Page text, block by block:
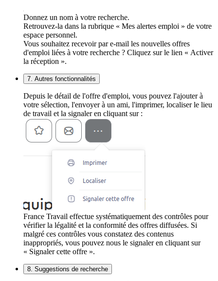
Donnez un nom à votre recherche.
Retrouvez-la dans la rubrique « Mes alertes emploi » de votre
espace personnel.
Vous souhaitez recevoir par e-mail les nouvelles offres
d'emploi liées à votre recherche ? Cliquez sur le lien « Activer
la réception ».
7. Autres fonctionnalités
Depuis le détail de l'offre d'emploi, vous pouvez l'ajouter à
votre sélection, l'envoyer à un ami, l'imprimer, localiser le lieu
de travail et la signaler en cliquant sur :
France Travail effectue systématiquement des contrôles pour
vérifier la légalité et la conformité des offres diffusées. Si
malgré ces contrôles vous constatez des contenus
inappropriés, vous pouvez nous le signaler en cliquant sur
« Signaler cette offre ».
8. Suggestions de recherche